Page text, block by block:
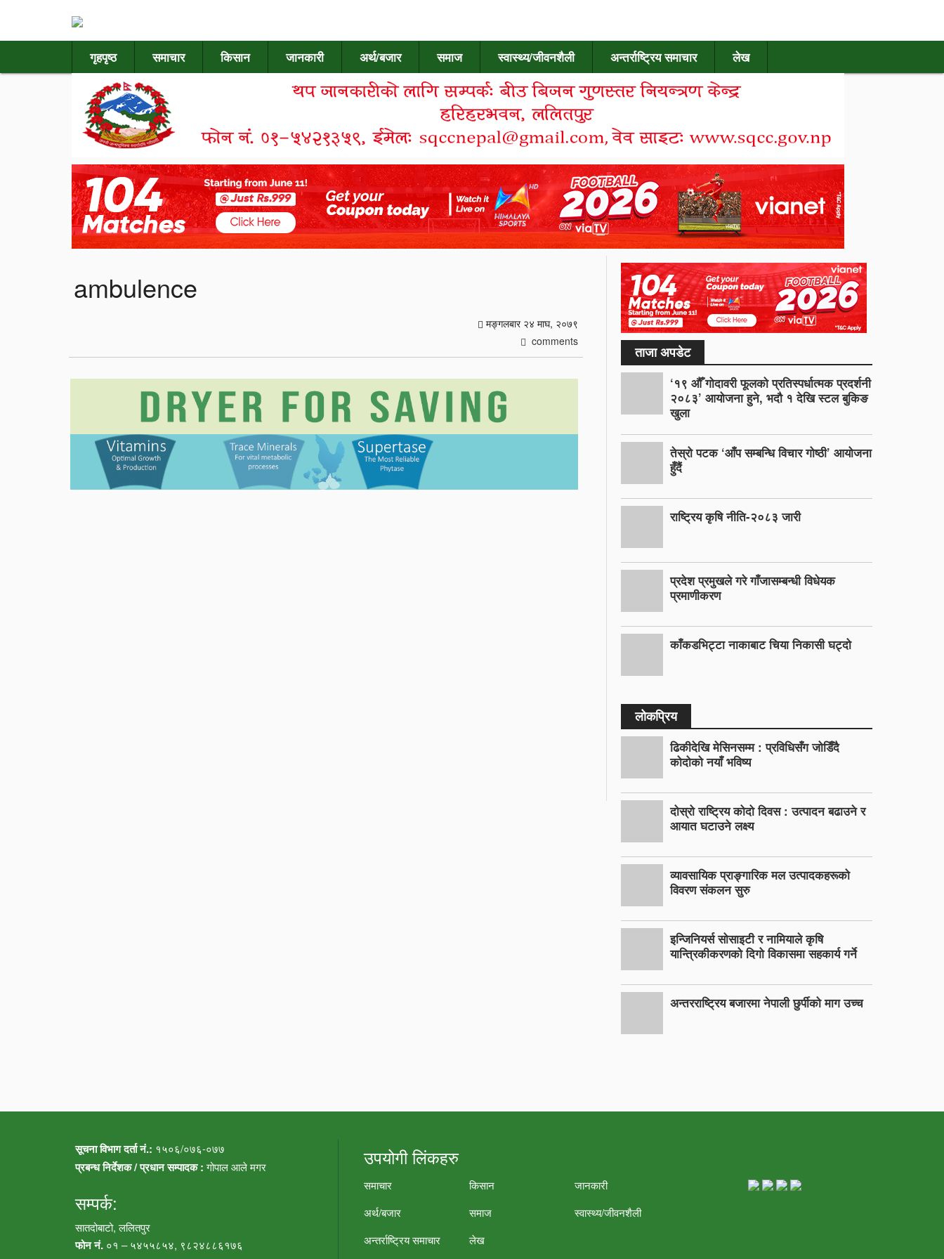
गृहपृष्ठ समाचार किसान जानकारी अर्थ/बजार समाज स्वास्थ्य/जीवनशैली अन्तर्राष्ट्रिय समाचार लेख
ambulence
मङ्गलबार २४ माघ, २०७९
comments
ताजा अपडेट
‘१९ औँ गोदावरी फूलको प्रतिस्पर्धात्मक प्रदर्शनी
२०८३’ आयोजना हुने, भदौ १ देखि स्टल बुकिङ
खुला
तेस्रो पटक ‘आँप सम्बन्धि विचार गोष्ठी’ आयोजना
हुँदैं
राष्ट्रिय कृषि नीति-२०८३ जारी
प्रदेश प्रमुखले गरे गाँजासम्बन्धी विधेयक
प्रमाणीकरण
काँकडभिट्टा नाकाबाट चिया निकासी घट्दो
लोकप्रिय
ढिकीदेखि मेसिनसम्म : प्रविधिसँग जोडिँदै
कोदोको नयाँ भविष्य
दोस्रो राष्ट्रिय कोदो दिवस : उत्पादन बढाउने र
आयात घटाउने लक्ष्य
व्यावसायिक प्राङ्गारिक मल उत्पादकहरूको
विवरण संकलन सुरु
इन्जिनियर्स सोसाइटी र नामियाले कृषि
यान्त्रिकीकरणको दिगो विकासमा सहकार्य गर्ने
अन्तरराष्ट्रिय बजारमा नेपाली छुर्पीको माग उच्च
सूचना विभाग दर्ता नं.: १५०६/०७६-०७७
प्रबन्ध निर्देशक / प्रधान सम्पादक :गोपाल आले मगर
सम्पर्क:
सातदोबाटो, ललितपुर
फोन नं. ०१ – ५४५५८५४, ९८२४८८६१७६
उपयोगी लिंकहरु
समाचार किसान
जानकारी
अर्थ/बजार
समाज
स्वास्थ्य/जीवनशैली
अन्तर्राष्ट्रिय समाचार
लेख